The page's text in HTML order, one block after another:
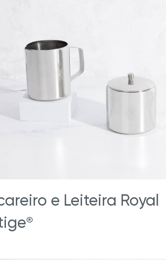
e Leiteira Royal
®